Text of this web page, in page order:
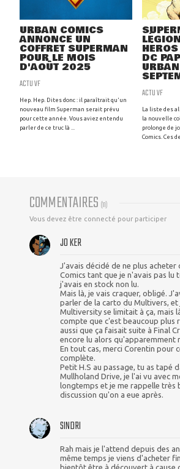
URBAN COMICS
ANNONCE UN
COFFRET SUPERMAN
POUR LE MOIS
D'AOÛT 2025
ACTU VF
Hep. Hep. Dites donc : il paraîtrait qu'un
nouveau film Superman serait prévu
pour cette année. Vous aviez entendu
parler de ce truc là ...
DC
ACTU VF
La liste des
la nouvelle
prolonge de
Comics. Ces
COMMENTAIRES (11)
Vous devez être connecté pour participer
JO KER
J'avais décidé de ne plus acheter
Comics tant que je n'avais pas lu
j'avais en stock non lu.
Mais là, je vais craquer, obligé.
parler de la carto du Multivers, et
Multiversity se limitait à ça, mais
compte que c'est beaucoup plus
aussi que ça faisait suite à Final
encore lu alors qu'apparemment
En tout cas, merci Corentin pour
complète.
Petit H.S au passage, tu as tapé
Mullholand Drive, je l'ai vu avec
longtemps et je me rappelle très
discussion qu'on a eue après.
SINDRI
Rah mais je l'attend depuis des
même temps je viens d'acheter
bientôt être à découvert à cause